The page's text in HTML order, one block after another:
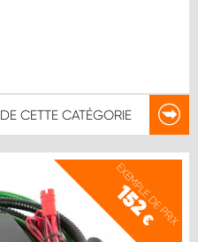
DE CETTE CATÉGORIE
EXEMPLE DE PRIX
152
€